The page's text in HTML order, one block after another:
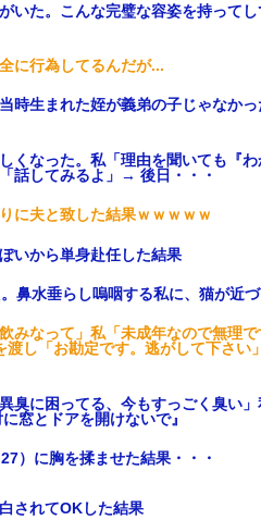
いた。こんな完璧な容姿を持って
に行為してるんだが...
時生まれた姪が義弟の子じゃなか
くなった。私「理由を聞いても『
話してみるよ」→ 後日・・・
に夫と致した結果ｗｗｗｗｗ
いから単身赴任した結果
鼻水垂らし嗚咽する私に、猫が近
みなって」私「未成年なので無理
し「お勘定です。逃がして下さい
臭に困ってる、今もすっごく臭い
窓とドアを開けないで』
）に胸を揉ませた結果・・・
されてOKした結果